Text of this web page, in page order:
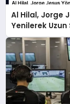
Al Hilal, Jorge
Yenilerek
Sonlandırdı